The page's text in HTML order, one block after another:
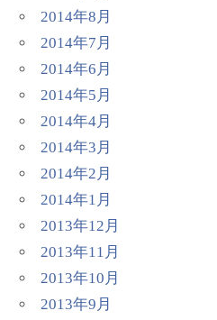
2014年8月
2014年7月
2014年6月
2014年5月
2014年4月
2014年3月
2014年2月
2014年1月
2013年12月
2013年11月
2013年10月
2013年9月